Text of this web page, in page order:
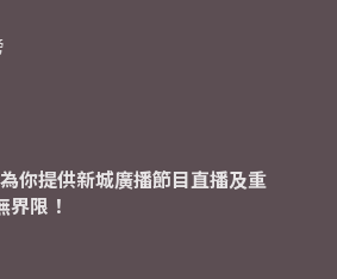
你提供新城廣播節目直播及重
限！